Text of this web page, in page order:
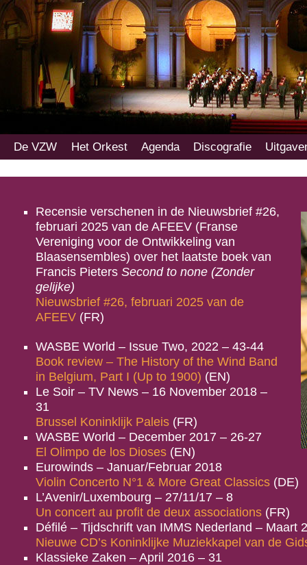
Main
menu
Skip
to
primary
Skip
to
secondary
De VZW Het Orkest Agenda Discografie
Recensie verschenen in de Nieuwsbrief #26,
februari 2025 van de AFEEV (Franse
Vereniging voor de Ontwikkeling van
Blaasensembles) over het laatste boek van
Francis Pieters Second to none (Zonder
gelijke)
Nieuwsbrief #26, februari 2025 van de
AFEEV(FR)
WASBE World – Issue Two, 2022 – 43-44
Book review – The History of the Wind Band
in Belgium, Part I (Up to 1900) (EN)
Le Soir – TV News – 16 November 2018 –
31
Brussel Koninklijk Paleis(FR)
WASBE World – December 2017 – 26-27
El Olimpo de los Dioses(EN)
Eurowinds – Januar/Februar 2018
Violin Concerto N°1 & More Great Classics(DE)
L’Avenir/Luxembourg – 27/11/17 – 8
Un concert au profit de deux associations(FR)
Défilé – Tijdschrift van IMMS Nederland – Maart
Nieuwe CD’s Koninklijke Muziekkapel van de
Klassieke Zaken – April 2016 – 31